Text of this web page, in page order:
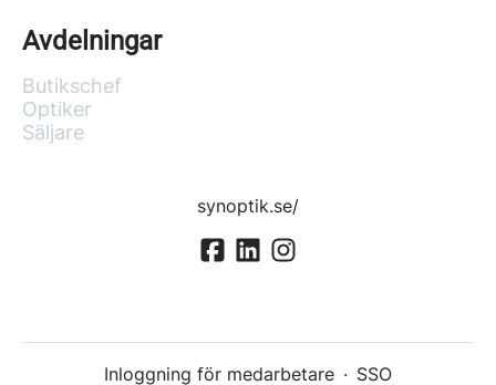
Avdelningar
Butikschef
Optiker
Säljare
synoptik.se/
Inloggning för medarbetare · SSO